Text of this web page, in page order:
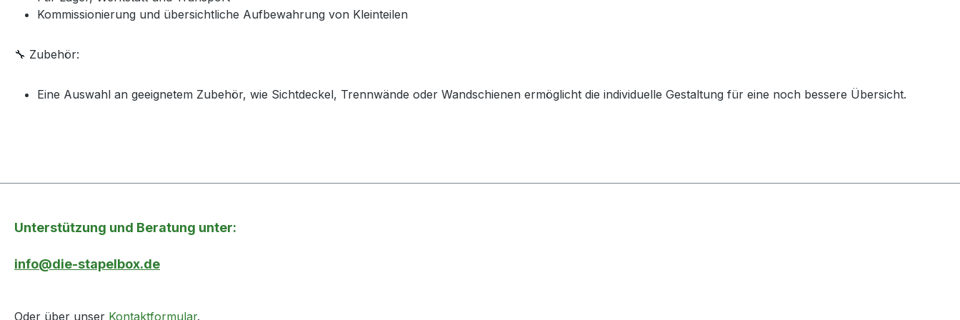
Kommissionierung und übersichtliche Aufbewahrung von Kleinteilen
🔧 Zubehör:
Eine Auswahl an geeignetem Zubehör, wie Sichtdeckel, Trennwände oder Wandschienen ermöglicht die individuelle Gestaltung für eine noch bessere Übersicht.
Unterstützung und Beratung unter:
info@die-stapelbox.de
Oder über unser Kontaktformular.